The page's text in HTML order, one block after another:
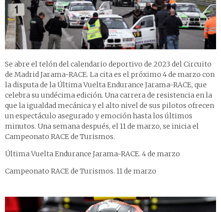
Se abre el telón del calendario deportivo de 2023 del Circuito
de Madrid Jarama-RACE. La cita es el próximo 4 de marzo con
la disputa de la Última Vuelta Endurance Jarama-RACE, que
celebra su undécima edición. Una carrera de resistencia en la
que la igualdad mecánica y el alto nivel de sus pilotos ofrecen
un espectáculo asegurado y emoción hasta los últimos
minutos. Una semana después, el 11 de marzo, se inicia el
Campeonato RACE de Turismos.
Última Vuelta Endurance Jarama-RACE. 4 de marzo
Campeonato RACE de Turismos. 11 de marzo